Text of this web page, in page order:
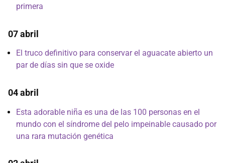
primera
07 abril
El truco definitivo para conservar el aguacate abierto un
par de días sin que se oxide
04 abril
Esta adorable niña es una de las 100 personas en el
mundo con el síndrome del pelo impeinable causado por
una rara mutación genética